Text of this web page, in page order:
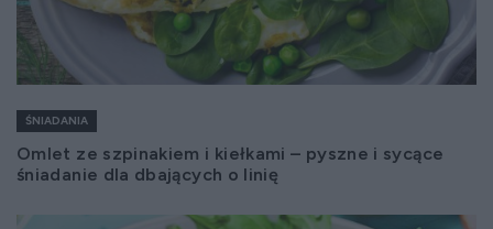
ŚNIADANIA
Omlet ze szpinakiem i kiełkami – pyszne i sycące
śniadanie dla dbających o linię